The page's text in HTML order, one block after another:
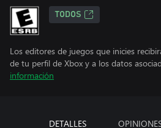
TODOS
Los editores de juegos que inicies
de tu perfil de Xbox y a los datos
información
DETALLES